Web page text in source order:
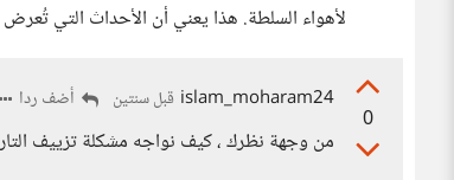
لأهواء السلطة. هذا يعني أن الأحداث التي
0
islam_moharam24 قبل سنتين أضف ردا
من وجهة نظرك ، كيف نواجه مشكلة تزييف